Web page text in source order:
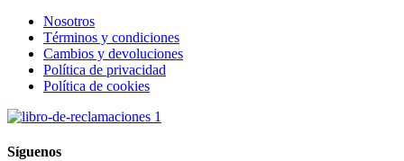
Nosotros
Términos y condiciones
Cambios y devoluciones
Política de privacidad
Política de cookies
Síguenos